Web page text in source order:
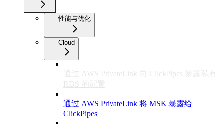
性能与优化
Cloud
通过 AWS PrivateLink 向 ClickPipes 暴露私有
RDS 的配置
通过 AWS PrivateLink 将 MSK 暴露给
ClickPipes